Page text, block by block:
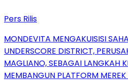
Pers Rilis
MONDEVITA MENGAKUISISI
UNDERSCORE DISTRICT,
MAGLIANO, SEBAGAI LANGKAH
MEMBANGUN PLATFORM